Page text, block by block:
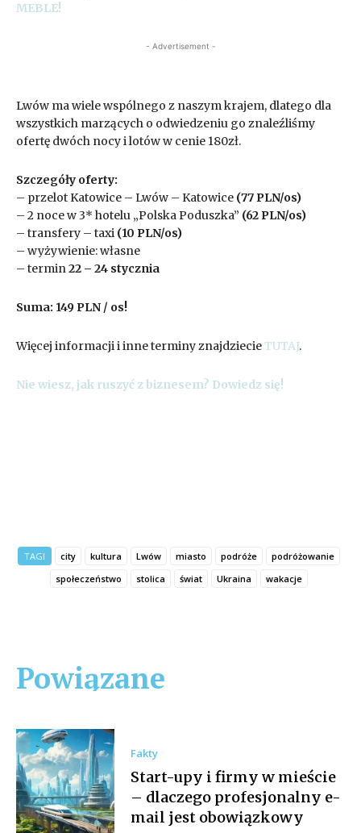
Powiązane
Fakty
Start-upy i firmy w mieście
– dlaczego profesjonalny e-
mail jest obowiązkowy
MEBLE!
- Advertisement -
Lwów ma wiele wspólnego z naszym krajem, dlatego dla
wszystkich marzących o odwiedzeniu go znaleźliśmy
ofertę dwóch nocy i lotów w cenie 180zł.
Szczegóły oferty:
– przelot Katowice – Lwów – Katowice (77 PLN/os)
– 2 noce w 3* hotelu „Polska Poduszka” (62 PLN/os)
– transfery – taxi (10 PLN/os)
– wyżywienie: własne
– termin22 – 24 stycznia
Suma: 149 PLN / os!
Więcej informacji i inne terminy znajdziecieTUTAJ.
Nie wiesz, jak ruszyć z biznesem? Dowiedz się!
TAGI city kultura Lwów miasto podróże
podróżowanie
społeczeństwo
stolica świat Ukraina wakacje